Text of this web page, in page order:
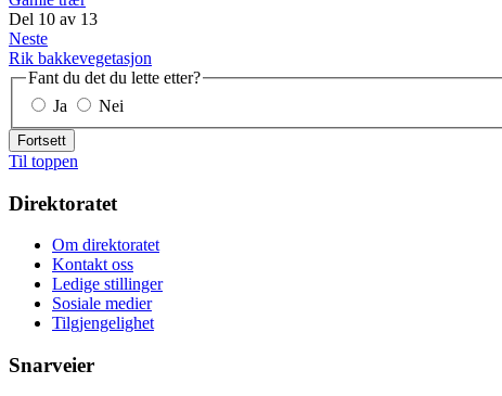
Del 10 av 13
Neste
Rik bakkevegetasjon
Fant du det du lette etter?
Ja
Nei
Fortsett
Til toppen
Direktoratet
Om direktoratet
Kontakt oss
Ledige stillinger
Sosiale medier
Tilgjengelighet
Snarveier